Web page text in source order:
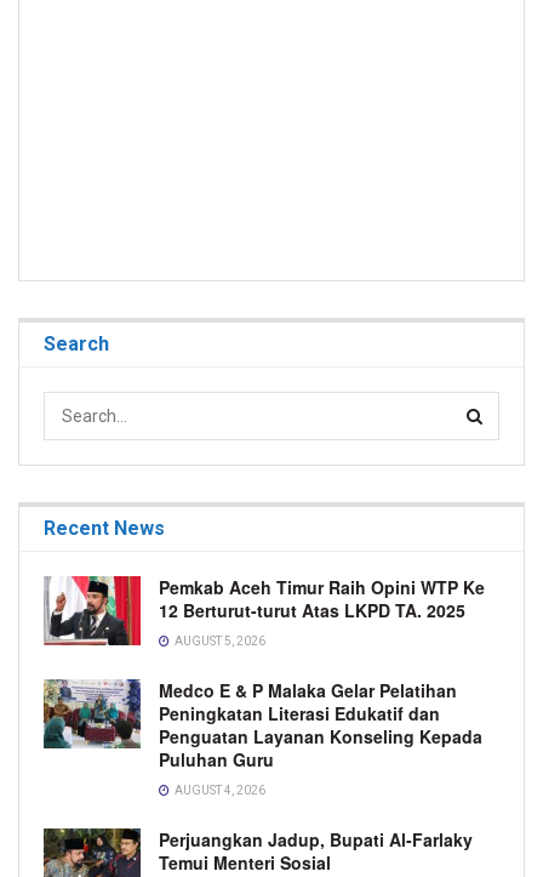
Search
Recent News
Pemkab Aceh Timur Raih Opini WTP Ke
12 Berturut-turut Atas LKPD TA. 2025
AUGUST 5, 2026
Medco E & P Malaka Gelar Pelatihan
Peningkatan Literasi Edukatif dan
Penguatan Layanan Konseling Kepada
Puluhan Guru
AUGUST 4, 2026
Perjuangkan Jadup, Bupati Al-Farlaky
Temui Menteri Sosial